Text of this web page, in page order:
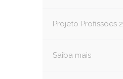
Projeto Profissões 2
Saiba mais